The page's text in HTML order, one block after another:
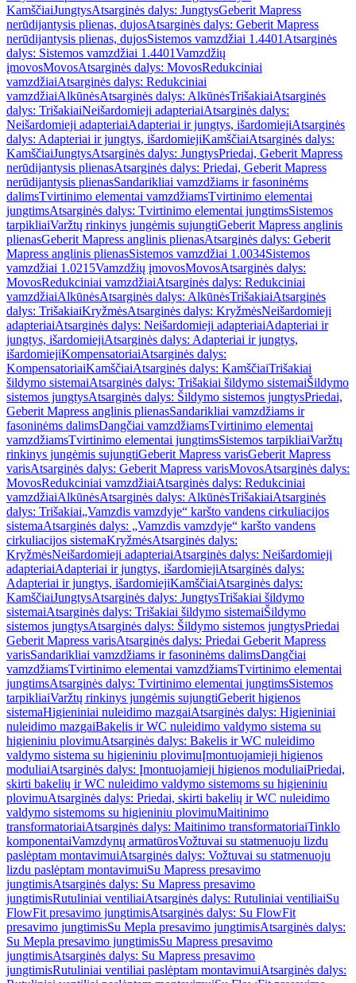
KamščiaiJungtysAtsarginės dalys: JungtysGeberit Mapress
nerūdijantysis plienas, dujosAtsarginės dalys: Geberit Mapress
nerūdijantysis plienas, dujosSistemos vamzdžiai 1.4401 Atsarginės
dalys: Sistemos vamzdžiai 1.4401Vamzdžių
įmovosMovosAtsarginės dalys: MovosRedukciniai
vamzdžiaiAtsarginės dalys: Redukciniai
vamzdžiaiAlkūnėsAtsarginės dalys: AlkūnėsTrišakiaiAtsarginės
dalys: TrišakiaiNeišardomieji adapteriaiAtsarginės dalys:
Neišardomieji adapteriaiAdapteriai ir jungtys, išardomiejiAtsarginės
dalys: Adapteriai ir jungtys, išardomiejiKamščiaiAtsarginės dalys:
KamščiaiJungtysAtsarginės dalys: JungtysPriedai, Geberit Mapress
nerūdijantysis plienasAtsarginės dalys: Priedai, Geberit Mapress
nerūdijantysis plienasSandarikliai vamzdžiams ir fasoninėms
dalimsTvirtinimo elementai vamzdžiamsTvirtinimo elementai
jungtimsAtsarginės dalys: Tvirtinimo elementai jungtimsSistemos
tarpikliaiVaržtų rinkinys jungėmis sujungtiGeberit Mapress anglinis
plienasGeberit Mapress anglinis plienasAtsarginės dalys: Geberit
Mapress anglinis plienasSistemos vamzdžiai 1.0034Sistemos
vamzdžiai 1.0215Vamzdžių įmovosMovosAtsarginės dalys:
MovosRedukciniai vamzdžiaiAtsarginės dalys: Redukciniai
vamzdžiaiAlkūnėsAtsarginės dalys: AlkūnėsTrišakiaiAtsarginės
dalys: TrišakiaiKryžmėsAtsarginės dalys: KryžmėsNeišardomieji
adapteriaiAtsarginės dalys: Neišardomieji adapteriaiAdapteriai ir
jungtys, išardomiejiAtsarginės dalys: Adapteriai ir jungtys,
išardomiejiKompensatoriaiAtsarginės dalys:
KompensatoriaiKamščiaiAtsarginės dalys: KamščiaiTrišakiai
šildymo sistemaiAtsarginės dalys: Trišakiai šildymo sistemaiŠildymo
sistemos jungtysAtsarginės dalys: Šildymo sistemos jungtysPriedai,
Geberit Mapress anglinis plienasSandarikliai vamzdžiams ir
fasoninėms dalimsDangčiai vamzdžiamsTvirtinimo elementai
vamzdžiamsTvirtinimo elementai jungtimsSistemos tarpikliaiVaržtų
rinkinys jungėmis sujungtiGeberit Mapress varisGeberit Mapress
varisAtsarginės dalys: Geberit Mapress varisMovosAtsarginės dalys:
MovosRedukciniai vamzdžiaiAtsarginės dalys: Redukciniai
vamzdžiaiAlkūnėsAtsarginės dalys: AlkūnėsTrišakiaiAtsarginės
dalys: Trišakiai„Vamzdis vamzdyje“ karšto vandens cirkuliacijos
sistemaAtsarginės dalys: „Vamzdis vamzdyje“ karšto vandens
cirkuliacijos sistemaKryžmėsAtsarginės dalys:
KryžmėsNeišardomieji adapteriaiAtsarginės dalys: Neišardomieji
adapteriaiAdapteriai ir jungtys, išardomiejiAtsarginės dalys:
Adapteriai ir jungtys, išardomiejiKamščiaiAtsarginės dalys:
KamščiaiJungtysAtsarginės dalys: JungtysTrišakiai šildymo
sistemaiAtsarginės dalys: Trišakiai šildymo sistemaiŠildymo
sistemos jungtysAtsarginės dalys: Šildymo sistemos jungtysPriedai
Geberit Mapress varisAtsarginės dalys: Priedai Geberit Mapress
varisSandarikliai vamzdžiams ir fasoninėms dalimsDangčiai
vamzdžiamsTvirtinimo elementai vamzdžiamsTvirtinimo elementai
jungtimsAtsarginės dalys: Tvirtinimo elementai jungtimsSistemos
tarpikliaiVaržtų rinkinys jungėmis sujungtiGeberit higienos
sistemaHigieniniai nuleidimo mazgaiAtsarginės dalys: Higieniniai
nuleidimo mazgaiBakelis ir WC nuleidimo valdymo sistema su
higieniniu plovimuAtsarginės dalys: Bakelis ir WC nuleidimo
valdymo sistema su higieniniu plovimuĮmontuojamieji higienos
moduliaiAtsarginės dalys: Įmontuojamieji higienos moduliaiPriedai,
skirti bakelių ir WC nuleidimo valdymo sistemoms su higieniniu
plovimuAtsarginės dalys: Priedai, skirti bakelių ir WC nuleidimo
valdymo sistemoms su higieniniu plovimuMaitinimo
transformatoriaiAtsarginės dalys: Maitinimo transformatoriaiTinklo
komponentaiVamzdynų armatūrosVožtuvai su statmenuoju lizdu
paslėptam montavimuiAtsarginės dalys: Vožtuvai su statmenuoju
lizdu paslėptam montavimuiSu Mapress presavimo
jungtimisAtsarginės dalys: Su Mapress presavimo
jungtimisRutuliniai ventiliaiAtsarginės dalys: Rutuliniai ventiliaiSu
FlowFit presavimo jungtimisAtsarginės dalys: Su FlowFit
presavimo jungtimisSu Mepla presavimo jungtimisAtsarginės dalys:
Su Mepla presavimo jungtimisSu Mapress presavimo
jungtimisAtsarginės dalys: Su Mapress presavimo
jungtimisRutuliniai ventiliai paslėptam montavimuiAtsarginės dalys: